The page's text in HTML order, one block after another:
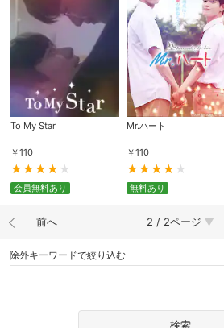
To My Star
￥110
会員無料あり
Mr.ハート
￥110
無料あり
前へ 2 / 2ページ
除外キーワードで絞り込む